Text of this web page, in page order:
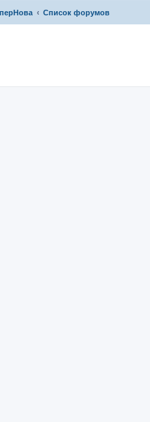
Список форумов